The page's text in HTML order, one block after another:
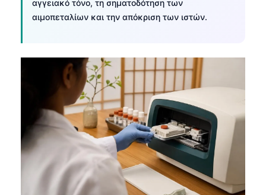
αγγειακό τόνο, τη σηματοδότηση των
αιμοπεταλίων και την απόκριση των ιστών.